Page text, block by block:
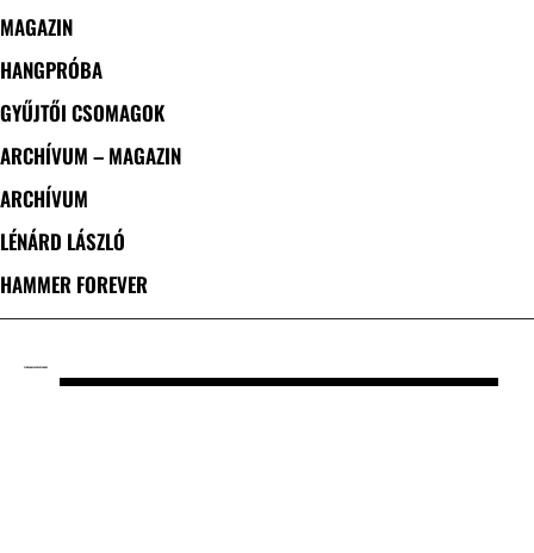
MAGAZIN
HANGPRÓBA
GYŰJTŐI CSOMAGOK
ARCHÍVUM – MAGAZIN
ARCHÍVUM
LÉNÁRD LÁSZLÓ
HAMMER FOREVER